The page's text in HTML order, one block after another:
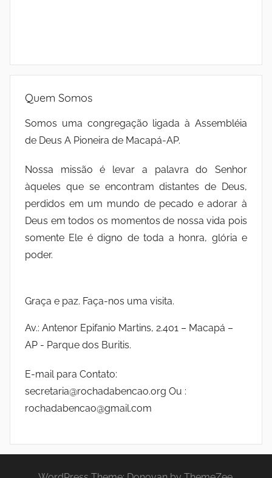
Quem Somos
Somos uma congregação ligada à Assembléia
de Deus A Pioneira de Macapá-AP.
Nossa missão é levar a palavra do Senhor
àqueles que se encontram distantes de Deus,
perdidos em um mundo de pecado e adorar à
Deus em todos os momentos de nossa vida pois
somente Ele é digno de toda a honra, glória e
poder.
Graça e paz. Faça-nos uma visita.
Av.: Antenor Epifanio Martins, 2.401 – Macapá –
AP - Parque dos Buritis.
E-mail para Contato:
secretaria@rochadabencao.org Ou :
rochadabencao@gmail.com